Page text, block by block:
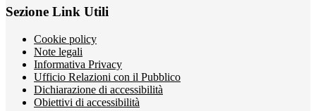
Sezione Link Utili
Cookie policy
Note legali
Informativa Privacy
Ufficio Relazioni con il Pubblico
Dichiarazione di accessibilità
Obiettivi di accessibilità